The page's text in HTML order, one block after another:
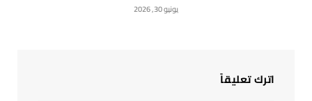
يونيو 30, 2026
اترك تعليقاً